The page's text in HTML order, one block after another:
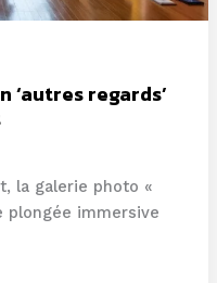
‘autres regards’
la galerie photo «
plongée immersive